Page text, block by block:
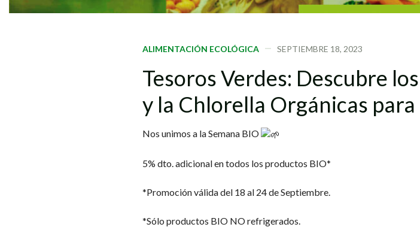
ALIMENTACIÓN ECOLÓGICA SEPTIEMBRE 18, 2023
TesorosVerdes: Descubre los
y la Chlorella Orgánicas para
Nos unimos a la Semana BIO
5% dto. adicional en todos los productos BIO*
*Promoción válida del 18 al 24 de Septiembre.
*Sólo productos BIO NO refrigerados.